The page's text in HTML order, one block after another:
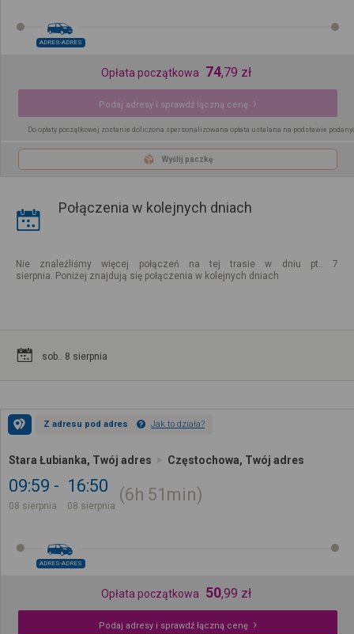
ADRES-ADRES
Opłata początkowa 74,79 zł
Podaj adresy i sprawdź łączną cenę
Do opłaty początkowej zostanie doliczona spersonalizowana opłata ustalana na podstawie
Wyślij paczkę
Połączenia w kolejnych dniach
Nie znaleźliśmy więcej połączeń na tej trasie w dniu pt.. 7
sierpnia. Poniżej znajdują się połączenia w kolejnych dniach
sob.. 8 sierpnia
Z adresu pod adres Jak to działa?
Stara Łubianka, Twój adres Częstochowa, Twój adres
09:59
08 sierpnia
16:50
08 sierpnia
6h 51min
ADRES-ADRES
Opłata początkowa 50,99 zł
Podaj adresy i sprawdź łączną cenę